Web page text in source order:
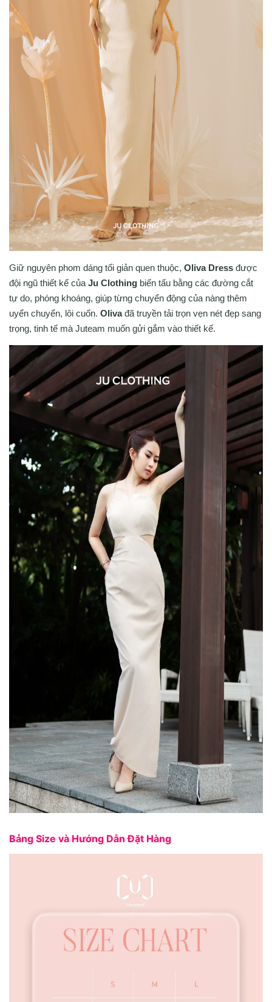
Giữ nguyên phom dáng tối giản quen thuộc, Oliva Dress được
đội ngũ thiết kế của Ju Clothing biến tấu bằng các đường cắt
tự do, phóng khoáng, giúp từng chuyển động của nàng thêm
uyển chuyển, lôi cuốn. Olivađã truyền tải trọn vẹn nét đẹp sang
trọng, tinh tế mà Juteam muốn gửi gắm vào thiết kế.
Bảng Size và Hướng Dẫn Đặt Hàng